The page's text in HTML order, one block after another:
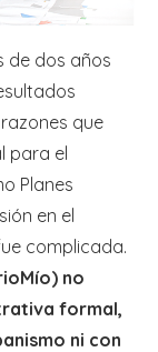
de dos años
que
para el
Planes
en el
complicada.
no
formal,
ni con